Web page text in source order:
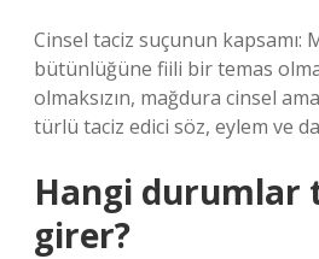
Cinsel taciz suçunun kapsamı:
bütünlüğüne fiili bir temas
olmaksızın, mağdura cinsel
türlü taciz edici söz, eylem ve
Hangi durumlar
girer?